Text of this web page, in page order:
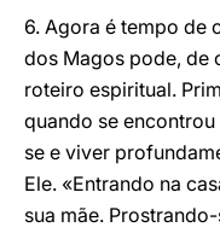
6. Agora é tempo de
dos Magos pode, de
roteiro espiritual.
quando se
se e viver
Ele. «Entrando na
sua mãe.